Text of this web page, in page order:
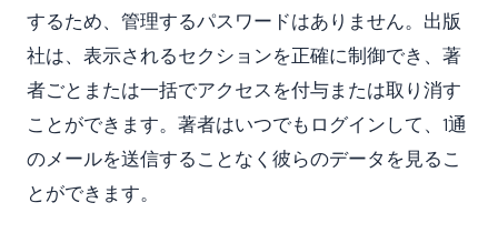
するため、管理するパスワードはありません。出版
社は、表示されるセクションを正確に制御でき、著
者ごとまたは一括でアクセスを付与または取り消す
ことができます。著者はいつでもログインして、1通
のメールを送信することなく彼らのデータを見るこ
とができます。